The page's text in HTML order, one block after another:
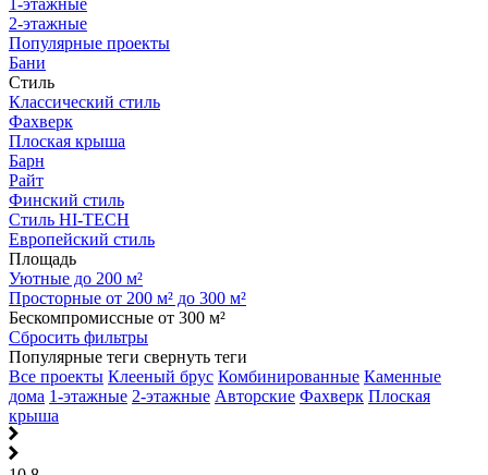
1-этажные
2-этажные
Популярные проекты
Бани
Стиль
Классический стиль
Фахверк
Плоская крыша
Барн
Райт
Финский стиль
Стиль HI-TECH
Европейский стиль
Площадь
Уютные до 200 м²
Просторные от 200 м² до 300 м²
Бескомпромиссные от 300 м²
Сбросить фильтры
Популярные теги свернуть теги
Все проекты Клееный брус Комбинированные Каменные
дома 1-этажные 2-этажные Авторские Фахверк Плоская
крыша